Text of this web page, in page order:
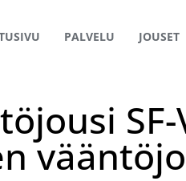
PALVELU JOUSET